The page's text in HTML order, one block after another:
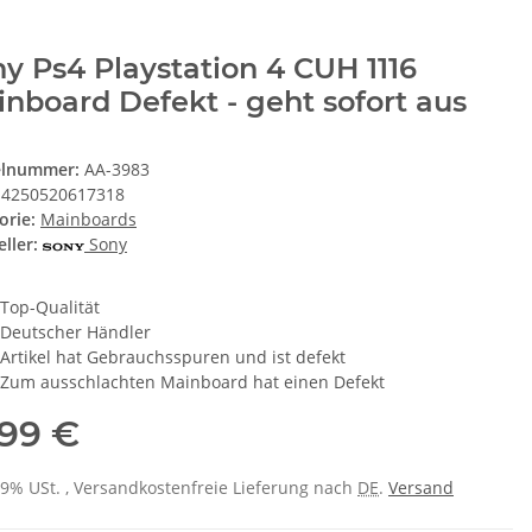
Ps4 Playstation 4 CUH 1116
Defekt - geht sofort aus
AA-3983
4250520617318
Mainboards
Sony
Top-Qualität
Deutscher Händler
Artikel hat Gebrauchsspuren und ist defekt
Zum ausschlachten Mainboard hat einen Defekt
€
USt. , Versandkostenfreie Lieferung nach DE. Versand